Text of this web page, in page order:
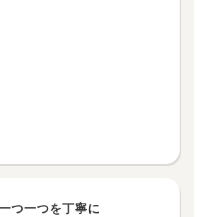
つ一つを丁寧に